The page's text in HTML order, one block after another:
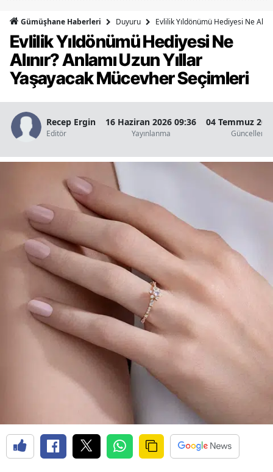
Bingöl
Bitlis
Bolu
Bursa
Çanakkale
Çorum
Denizli
Diyarbakır
Edirne
Elazığ
Erzincan
Eskişehir
Gaziantep
Giresun
Gümüşhane Haberleri Duyuru Evlilik Yıldönümü Hediyesi Ne
Evlilik Yıldönümü Hediyesi Ne
Alınır? Anlamı Uzun Yıllar
Yaşayacak Mücevher Seçimleri
Recep Ergin
Editör
16 Haziran 2026 09:36
Yayınlanma
04 Temmuz